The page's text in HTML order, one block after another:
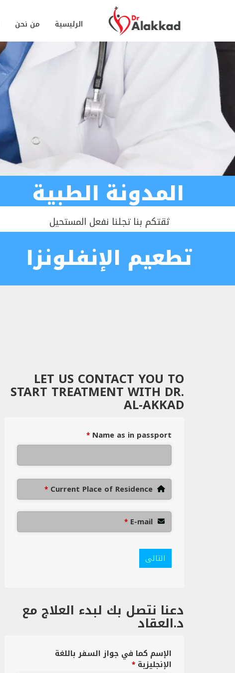
الرئيسية من نحن
المدونة الطبية
ثقتكم بنا تجلنا نفعل المستحيل
تطعيم الإنفلونزا
LET US CONTACT YOU TO
START TREATMENT WITH DR.
AL-AKKAD
Name as in passport
*
Current Place of Residence
*
E-mail
*
التالى
دعنا نتصل بك لبدء العلاج مع
د.العقاد
الإسم كما في جواز السفر باللغة
الإنجليزية *